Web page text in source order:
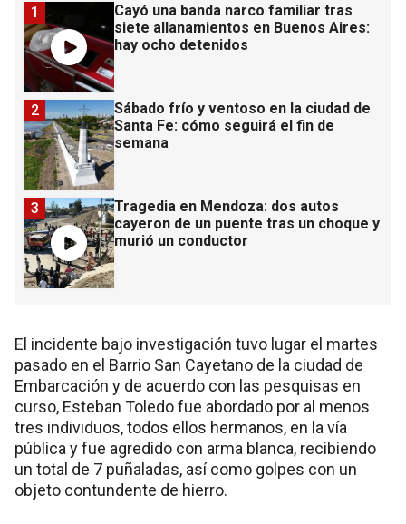
Cayó una banda narco familiar tras
siete allanamientos en Buenos Aires:
hay ocho detenidos
1
Sábado frío y ventoso en la ciudad de
Santa Fe: cómo seguirá el fin de
semana
2
Tragedia en Mendoza: dos autos
cayeron de un puente tras un choque y
murió un conductor
3
El incidente bajo investigación tuvo lugar el martes
pasado en el Barrio San Cayetano de la ciudad de
Embarcación y de acuerdo con las pesquisas en
curso, Esteban Toledo fue abordado por al menos
tres individuos, todos ellos hermanos, en la vía
pública y fue agredido con arma blanca, recibiendo
un total de 7 puñaladas, así como golpes con un
objeto contundente de hierro.